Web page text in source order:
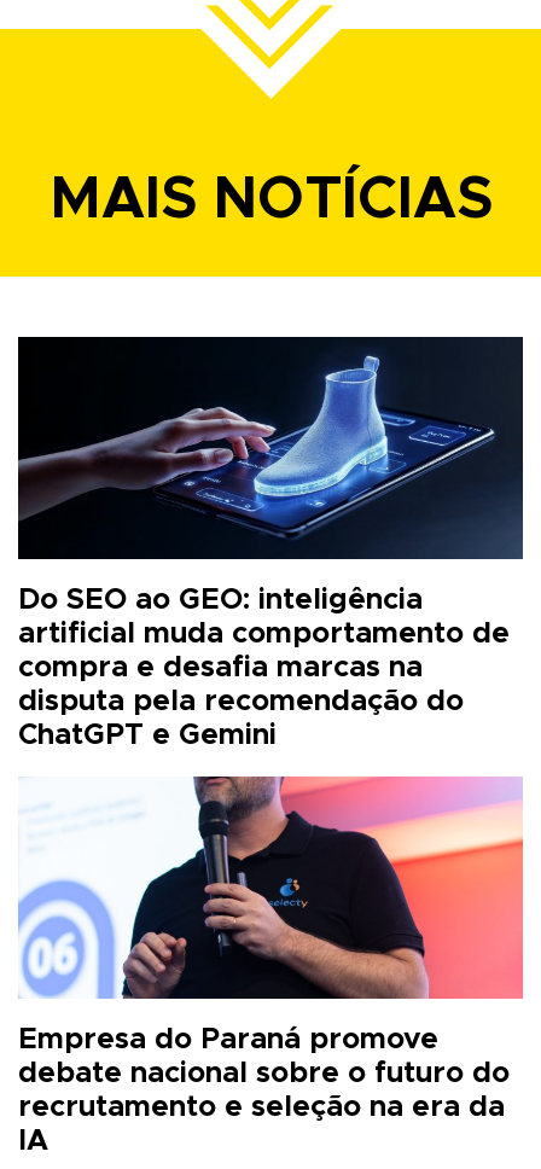
MAIS NOTÍCIAS
Do SEO ao GEO: inteligência
artificial muda comportamento de
compra e desafia marcas na
disputa pela recomendação do
ChatGPT e Gemini
Empresa do Paraná promove
debate nacional sobre o futuro do
recrutamento e seleção na era da
IA